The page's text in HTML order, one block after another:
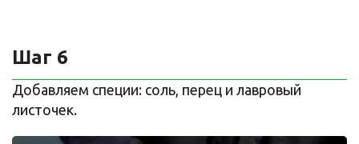
Шаг 6
Добавляем специи: соль, перец и лавровый
листочек.